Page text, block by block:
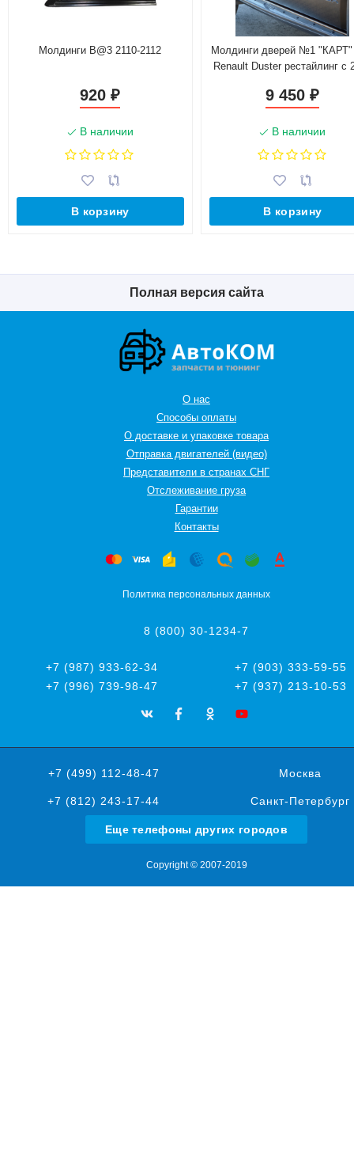
Молдинги B@3 2110-2112
920₽
В наличии
В корзину
Молдинги дверей №1
Renault Duster рестайлинг с
9 450₽
В наличии
В корзину
Полная версия сайта
О нас
Способы оплаты
О доставке и упаковке товара
Отправка двигателей (видео)
Представители в странах СНГ
Oтслеживание груза
Гарантии
Контакты
Политика персональных данных
8 (800) 30-1234-7
+7 (987) 933-62-34
+7 (903) 333-59-55
+7 (996) 739-98-47
+7 (937) 213-10-53
+7 (499) 112-48-47 Москва
+7 (812) 243-17-44 Санкт-Петербург
Еще телефоны других городов
Copyright © 2007-2019